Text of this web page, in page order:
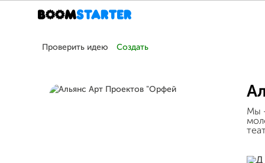
Проверить идею Создать
Мы